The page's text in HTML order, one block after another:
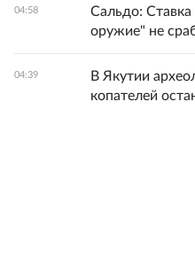
04:58
Сальдо: Ставка
оружие" не
04:39
В Якутии
копателей